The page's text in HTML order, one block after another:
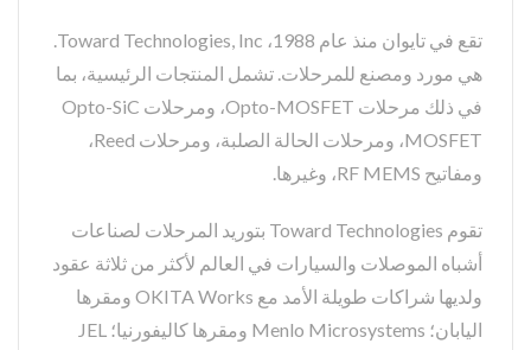
تقع في تايوان منذ عام 1988، Toward Technologies, Inc.
هي مورد ومصنع للمرحلات. تشمل المنتجات الرئيسية، بما
في ذلك مرحلات Opto-MOSFET، ومرحلات Opto-SiC
MOSFET، ومرحلات الحالة الصلبة، ومرحلات Reed،
ومفاتيح RF MEMS، وغيرها.
تقوم Toward Technologies بتوريد المرحلات لصناعات
أشباه الموصلات والسيارات في العالم لأكثر من ثلاثة عقود
ولديها شراكات طويلة الأمد مع OKITA Works ومقرها
اليابان؛ Menlo Microsystems ومقرها كاليفورنيا؛ JEL